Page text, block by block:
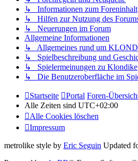
↳ Informationen zum Foreninhalt
↳ Hilfen zur Nutzung des
↳ Neuerungen im Forum
Allgemeine Informationen
↳ Allgemeines rund um
↳ Spielbeschreibung und
↳ Spielermeinungen zu Klondike
↳ Die Benutzeroberfläche im
Startseite Portal Foren-
Alle Zeiten sind UTC+02:00
Alle Cookies löschen
Impressum
metrolike style by Eric Seguin Updated